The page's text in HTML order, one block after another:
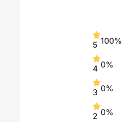
5 100%
4 0%
3 0%
2 0%